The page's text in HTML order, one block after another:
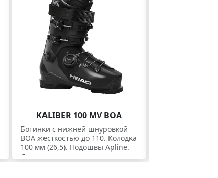
KALIBER 100 MV BOA
Ботинки c нижней шнуровкой
BOA жесткостью до 110. Колодка
100 мм (26,5). Подошвы Apline.
Для экспертов.